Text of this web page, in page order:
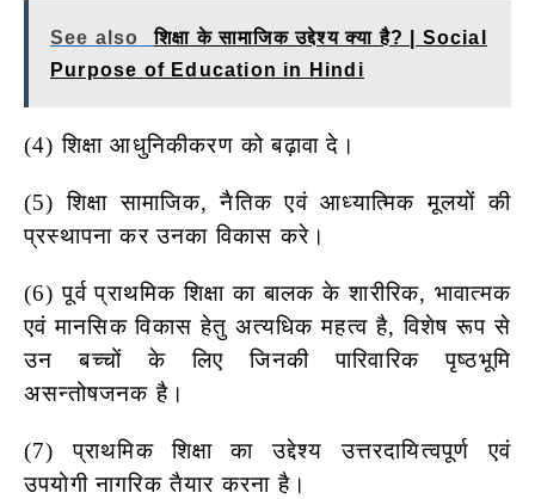
See also
शिक्षा के सामाजिक उद्देश्य क्या है? | Social
Purpose of Education in Hindi
(4) शिक्षा आधुनिकीकरण को बढ़ावा दे।
(5) शिक्षा सामाजिक, नैतिक एवं आध्यात्मिक मूलयों की
प्रस्थापना कर उनकाविकास करे।
(6) पूर्व प्राथमिक शिक्षा का बालक के शारीरिक, भावात्मक
एवं मानसिक विकासहेतु अत्यधिक महत्व है, विशेष रूप से
उन बच्चों के लिए जिनकीपारिवारिक पृष्ठभूमि
असन्तोषजनक है।
(7) प्राथमिक शिक्षा का उद्देश्य उत्तरदायित्वपूर्ण एवं
उपयोगी नागरिक तैयारकरना है।